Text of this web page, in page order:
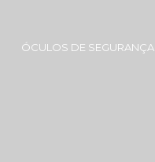
ÓCULOS DE SEGURANÇA